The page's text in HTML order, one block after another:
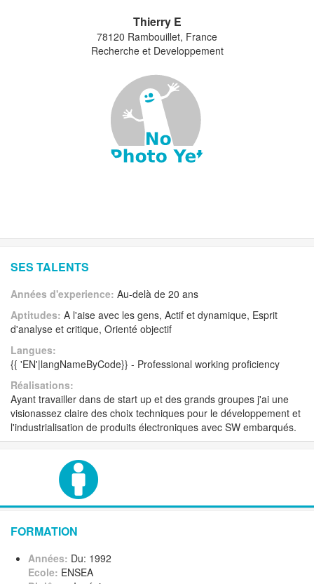
Thierry E
78120 Rambouillet, France
Recherche et Developpement
SES TALENTS
Années d'experience: Au-delà de 20 ans
Aptitudes: A l'aise avec les gens, Actif et dynamique, Esprit
d'analyse et critique, Orienté objectif
Langues:
{{ 'EN'|langNameByCode}} - Professional working proficiency
Réalisations:
Ayant travailler dans de start up et des grands groupes j'ai une
visionassez claire des choix techniques pour le développement et
l'industrialisation de produits électroniques avec SW embarqués.
FORMATION
Années: Du: 1992
Ecole: ENSEA